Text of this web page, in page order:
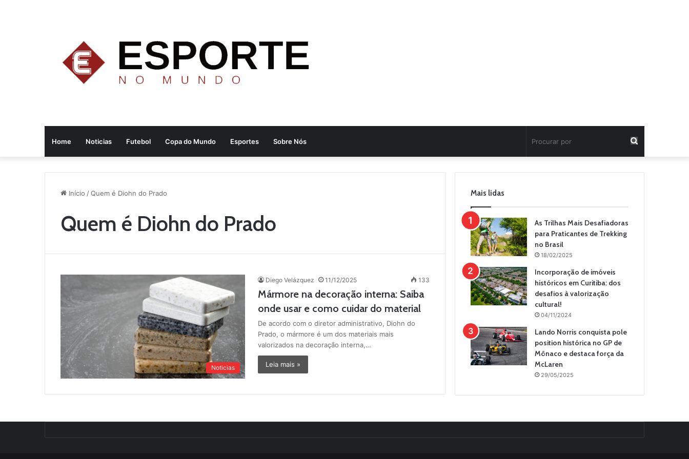
Home Noticias Futebol Copa do Mundo Esportes Sobre Nós
por
Início /Quem é Diohn do Prado
Quem é Diohn do Prado
Noticias
Diego Velázquez 11/12/2025 133
Mármore na decoração interna: Saiba
onde usar e como cuidar do material
De acordo com o diretor administrativo, Diohn do
Prado, o mármore é um dos materiais mais
valorizados na decoração interna,…
Leia mais »
Mais lidas
As Trilhas Mais Desafiadoras
para Praticantes de Trekking
no Brasil
18/02/2025
Incorporação de imóveis
históricos em Curitiba: dos
desafios à valorização
cultural!
04/11/2024
Lando Norris conquista pole
position histórica no GP de
Mônaco e destaca força da
McLaren
29/05/2025